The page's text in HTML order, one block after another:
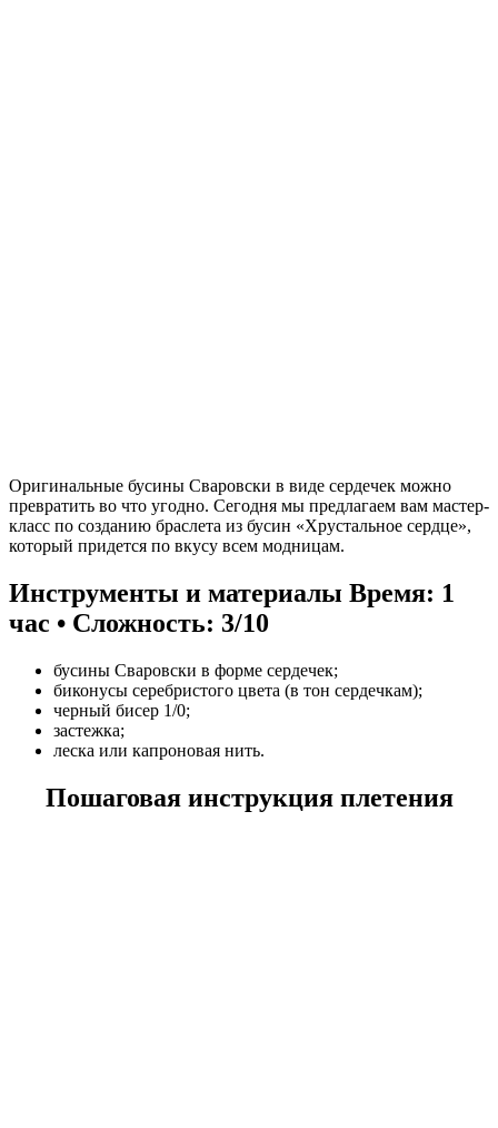
Оригинальные бусины Сваровски в виде сердечек можно
превратить во что угодно. Сегодня мы предлагаем вам мастер-
класс по созданию браслета из бусин «Хрустальное сердце»,
который придется по вкусу всем модницам.
Инструменты и материалы Время: 1
час • Сложность: 3/10
бусины Сваровски в форме сердечек;
биконусы серебристого цвета (в тон сердечкам);
черный бисер 1/0;
застежка;
леска или капроновая нить.
Пошаговая инструкция плетения